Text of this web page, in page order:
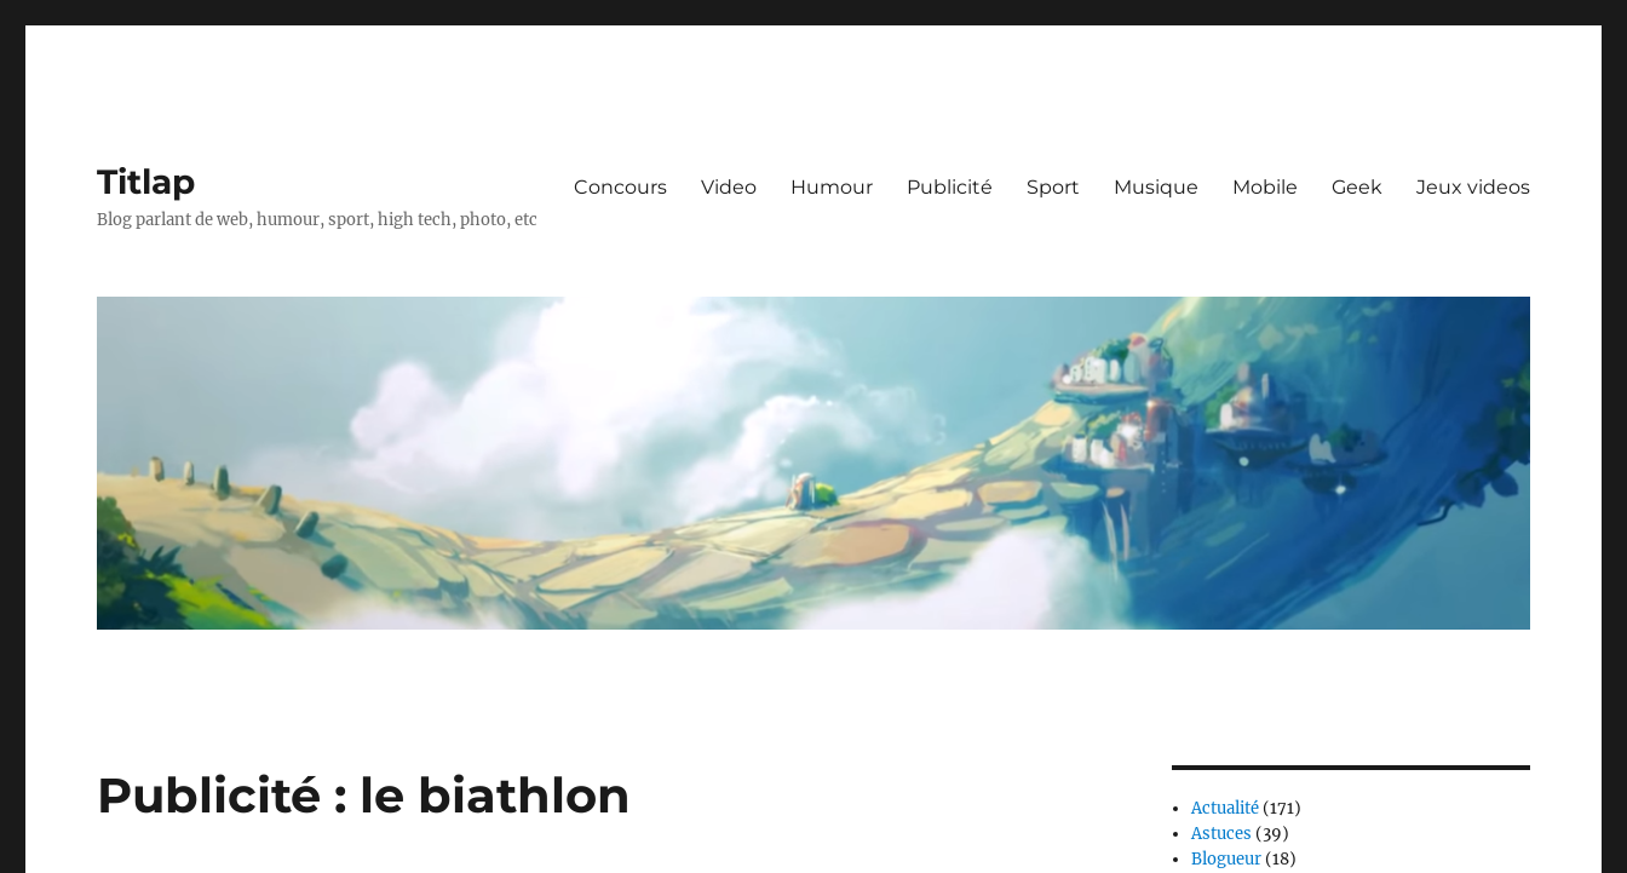
Titlap
Blog parlant de web, humour, sport, high tech, photo, etc
Concours Video Humour Publicité Sport Musique Mobile Geek Jeux videos
Publicité : le biathlon Actualité (171)
Astuces (39)
Blogueur (18)